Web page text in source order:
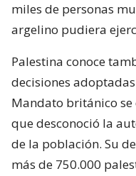
miles de personas
argelino pudiera
Palestina conoce
decisiones
Mandato británico
que desconoció la
de la población. Su
más de 750.000